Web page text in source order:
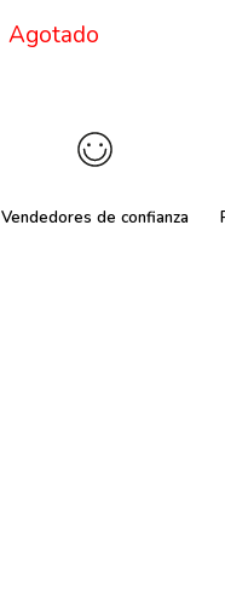
Agotado
Vendedores de confianza